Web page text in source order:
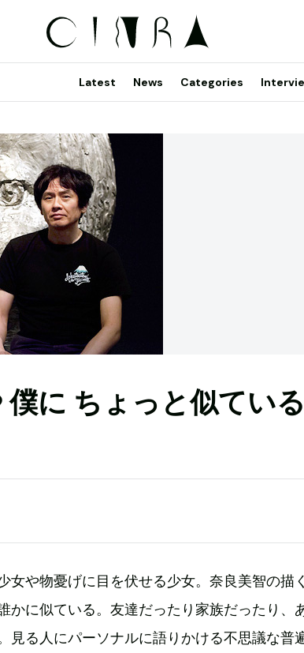
Latest News Categories
に ちょっと似てい
女や物憂げに目を伏せる少女。奈良美智の描
かに似ている。友達だったり家族だったり、
見る人にパーソナルに語りかける不思議な普